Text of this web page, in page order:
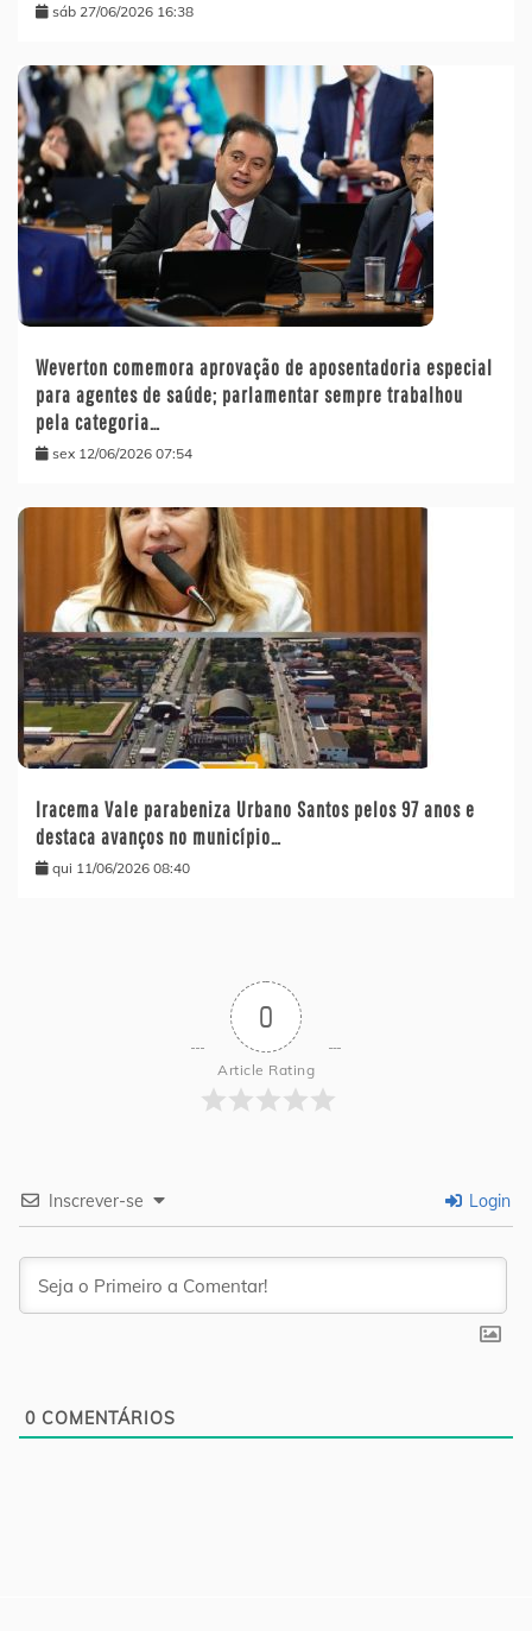
sáb 27/06/2026 16:38
Weverton comemora aprovação de aposentadoria especial
para agentes de saúde; parlamentar sempre trabalhou
pela categoria…
sex 12/06/2026 07:54
Iracema Vale parabeniza Urbano Santos pelos 97 anos e
destaca avanços no município…
qui 11/06/2026 08:40
0
Article Rating
Inscrever-se Login
0 COMENTÁRIOS